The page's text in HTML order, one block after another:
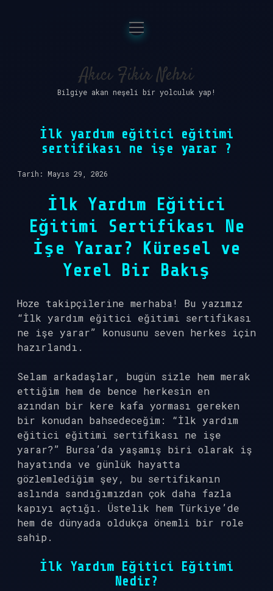
Anasayfa
Gizlilik Politikası
Yasal Uyarı
Hakkımızda
menüyü
aç
Akıcı Fikir Nehri
Bilgiye akan neşeli bir yolculuk yap!
İlk yardım eğitici eğitimi
sertifikası ne işe yarar ?
Tarih: Mayıs 29, 2026
İlk Yardım Eğitici
Eğitimi Sertifikası Ne
İşe Yarar? Küresel ve
Yerel Bir Bakış
Hoze takipçilerine merhaba! Bu yazımız
“İlk yardım eğitici eğitimi sertifikası
ne işe yarar” konusunu seven herkes için
hazırlandı.
Selam arkadaşlar, bugün sizle hem merak
ettiğim hem de bence herkesin en
azından bir kere kafa yorması gereken
bir konudan bahsedeceğim: “İlk yardım
eğitici eğitimi sertifikası ne işe
yarar?” Bursa’da yaşamış biri olarak iş
hayatında ve günlük hayatta
gözlemlediğim şey, bu sertifikanın
aslında sandığımızdan çok daha fazla
kapıyı açtığı. Üstelik hem Türkiye’de
hem de dünyada oldukça önemli bir role
sahip.
İlk Yardım Eğitici Eğitimi
Nedir?